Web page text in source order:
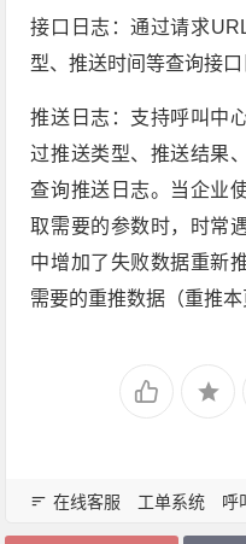
接口日志：通过请求
型、推送时间等查询接口
推送日志：支持呼叫中
过推送类型、推送结果
查询推送日志。当企业
取需要的参数时，时常
中增加了失败数据重新
需要的重推数据（重推本
在线客服 工单系统 呼